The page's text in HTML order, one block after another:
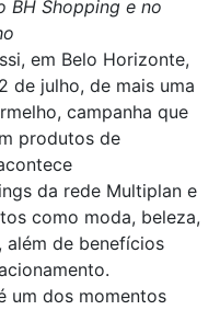
BH Shopping e no
em Belo Horizonte,
de julho, de mais uma
campanha que
produtos de
da rede Multiplan e
como moda, beleza,
além de benefícios
um dos momentos